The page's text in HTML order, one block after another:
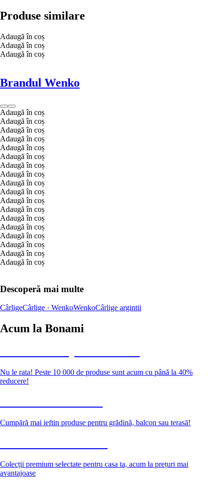
Produse similare
Adaugă în coș
Adaugă în coș
Adaugă în coș
Brandul Wenko
Adaugă în coș
Adaugă în coș
Adaugă în coș
Adaugă în coș
Adaugă în coș
Adaugă în coș
Adaugă în coș
Adaugă în coș
Adaugă în coș
Adaugă în coș
Adaugă în coș
Adaugă în coș
Adaugă în coș
Adaugă în coș
Adaugă în coș
Adaugă în coș
Adaugă în coș
Adaugă în coș
Descoperă mai multe
CârligeCârlige · WenkoWenkoCârlige argintii
Acum la Bonami
Nu le rata! Peste 10 000 de produse sunt acum cu până la 40%
reducere!
Cumpără mai ieftin produse pentru grădină, balcon sau terasă!
Colecții premium selectate pentru casa ta, acum la prețuri mai
avantajoase